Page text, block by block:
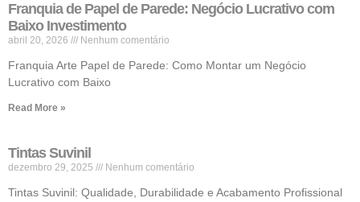
Franquia de Papel de Parede: Negócio Lucrativo com
Baixo Investimento
abril 20, 2026 Nenhum comentário
Franquia Arte Papel de Parede: Como Montar um Negócio
Lucrativo com Baixo
Read More »
Tintas Suvinil
dezembro 29, 2025 Nenhum comentário
Tintas Suvinil: Qualidade, Durabilidade e Acabamento Profissional